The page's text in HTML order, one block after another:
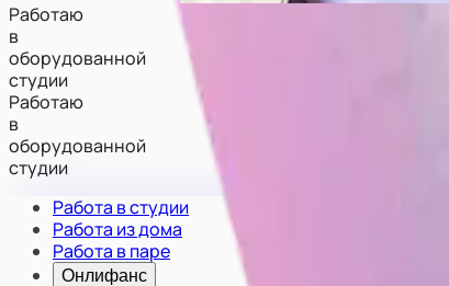
Работаю
в
оборудованной
студии
Работаю
в
оборудованной
студии
Работа в студии
Работа из дома
Работа в паре
Онлифанс